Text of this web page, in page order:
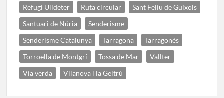
Refugi Ulldeter
Ruta circular
Sant Feliu de Guíxols
Santuari de Núria
Senderisme
Senderisme Catalunya
Tarragona
Tarragonès
Torroella de Montgrí
Tossa de Mar
Vallter
Via verda
Vilanova i la Geltrú